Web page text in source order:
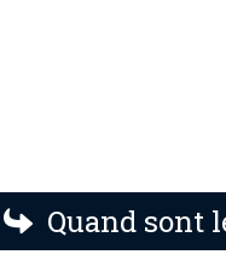
Quand sont